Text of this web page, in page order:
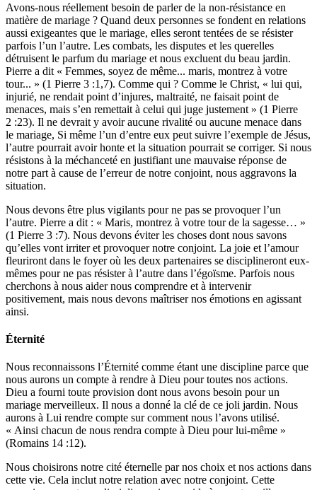
Avons-nous réellement besoin de parler de la non-résistance en
matière de mariage ? Quand deux personnes se fondent en relations
aussi exigeantes que le mariage, elles seront tentées de se résister
parfois l’un l’autre. Les combats, les disputes et les querelles
détruisent le parfum du mariage et nous excluent du beau jardin.
Pierre a dit « Femmes, soyez de même... maris, montrez à votre
tour... » (1 Pierre 3 :1,7). Comme qui ? Comme le Christ, « lui qui,
injurié, ne rendait point d’injures, maltraité, ne faisait point de
menaces, mais s’en remettait à celui qui juge justement » (1 Pierre
2 :23). Il ne devrait y avoir aucune rivalité ou aucune menace dans
le mariage, Si même l’un d’entre eux peut suivre l’exemple de Jésus,
l’autre pourrait avoir honte et la situation pourrait se corriger. Si nous
résistons à la méchanceté en justifiant une mauvaise réponse de
notre part à cause de l’erreur de notre conjoint, nous aggravons la
situation.
Nous devons être plus vigilants pour ne pas se provoquer l’un
l’autre. Pierre a dit : « Maris, montrez à votre tour de la sagesse… »
(1 Pierre 3 :7). Nous devons éviter les choses dont nous savons
qu’elles vont irriter et provoquer notre conjoint. La joie et l’amour
fleuriront dans le foyer où les deux partenaires se disciplineront eux-
mêmes pour ne pas résister à l’autre dans l’égoïsme. Parfois nous
cherchons à nous aider nous comprendre et à intervenir
positivement, mais nous devons maîtriser nos émotions en agissant
ainsi.
Éternité
Nous reconnaissons l’Éternité comme étant une discipline parce que
nous aurons un compte à rendre à Dieu pour toutes nos actions.
Dieu a fourni toute provision dont nous avons besoin pour un
mariage merveilleux. Il nous a donné la clé de ce joli jardin. Nous
aurons à Lui rendre compte sur comment nous l’avons utilisé.
« Ainsi chacun de nous rendra compte à Dieu pour lui-même »
(Romains 14 :12).
Nous choisirons notre cité éternelle par nos choix et nos actions dans
cette vie. Cela inclut notre relation avec notre conjoint. Cette